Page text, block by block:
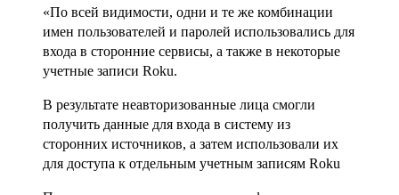
«По всей видимости, одни и те же комбинации
имен пользователей и паролей использовались для
входа в сторонние сервисы, а также в некоторые
учетные записи Roku.
В результате неавторизованные лица смогли
получить данные для входа в систему из
сторонних источников, а затем использовали их
для доступа к отдельным учетным записям Roku